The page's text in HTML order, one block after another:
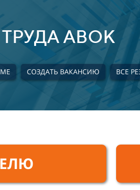
АВОК
СОЗДАТЬ ВАКАНСИЮ ВСЕ